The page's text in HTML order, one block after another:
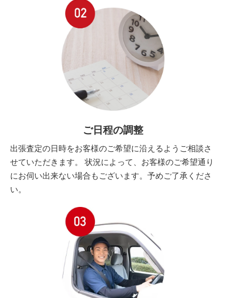
ご日程の調整
出張査定の日時をお客様のご希望に沿えるようご相談さ
せていただきます。 状況によって、お客様のご希望通り
にお伺い出来ない場合もございます。予めご了承くださ
い。